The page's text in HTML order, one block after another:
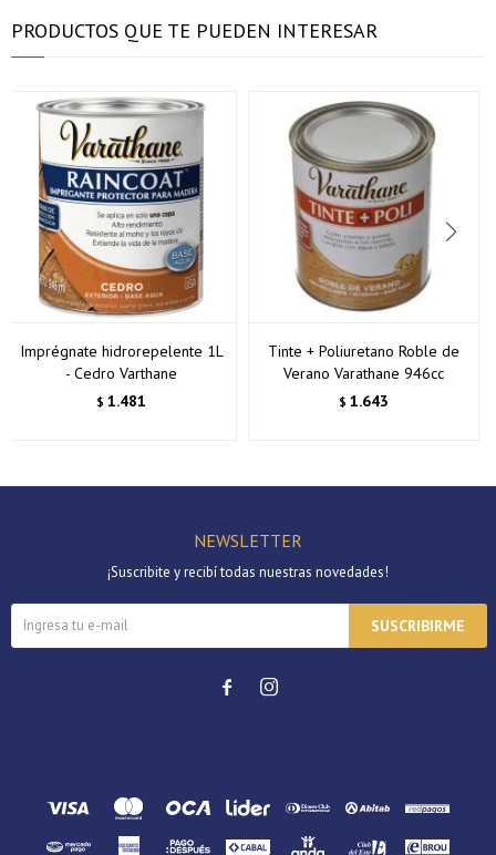
PRODUCTOS QUE TE PUEDEN INTERESAR
Imprégnate hidrorepelente 1L
- Cedro Varthane
$ 1.481
Tinte + Poliuretano Roble de
Verano Varathane 946cc
$ 1.643
NEWSLETTER
¡Suscribite y recibí todas nuestras novedades!
SUSCRIBIRME
 